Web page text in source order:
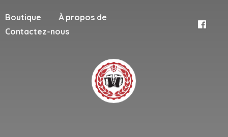
Boutique
À propos de
Contactez-nous